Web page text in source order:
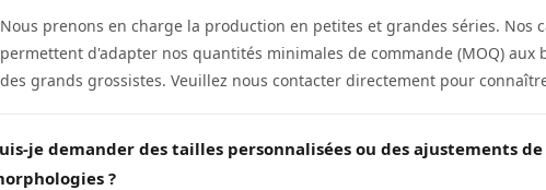
Nous prenons en charge la production en petites et grandes séries. Nos
permettent d'adapter nos quantités minimales de commande (MOQ) aux
des grands grossistes. Veuillez nous contacter directement pour
je demander des tailles personnalisées ou des ajustements
?